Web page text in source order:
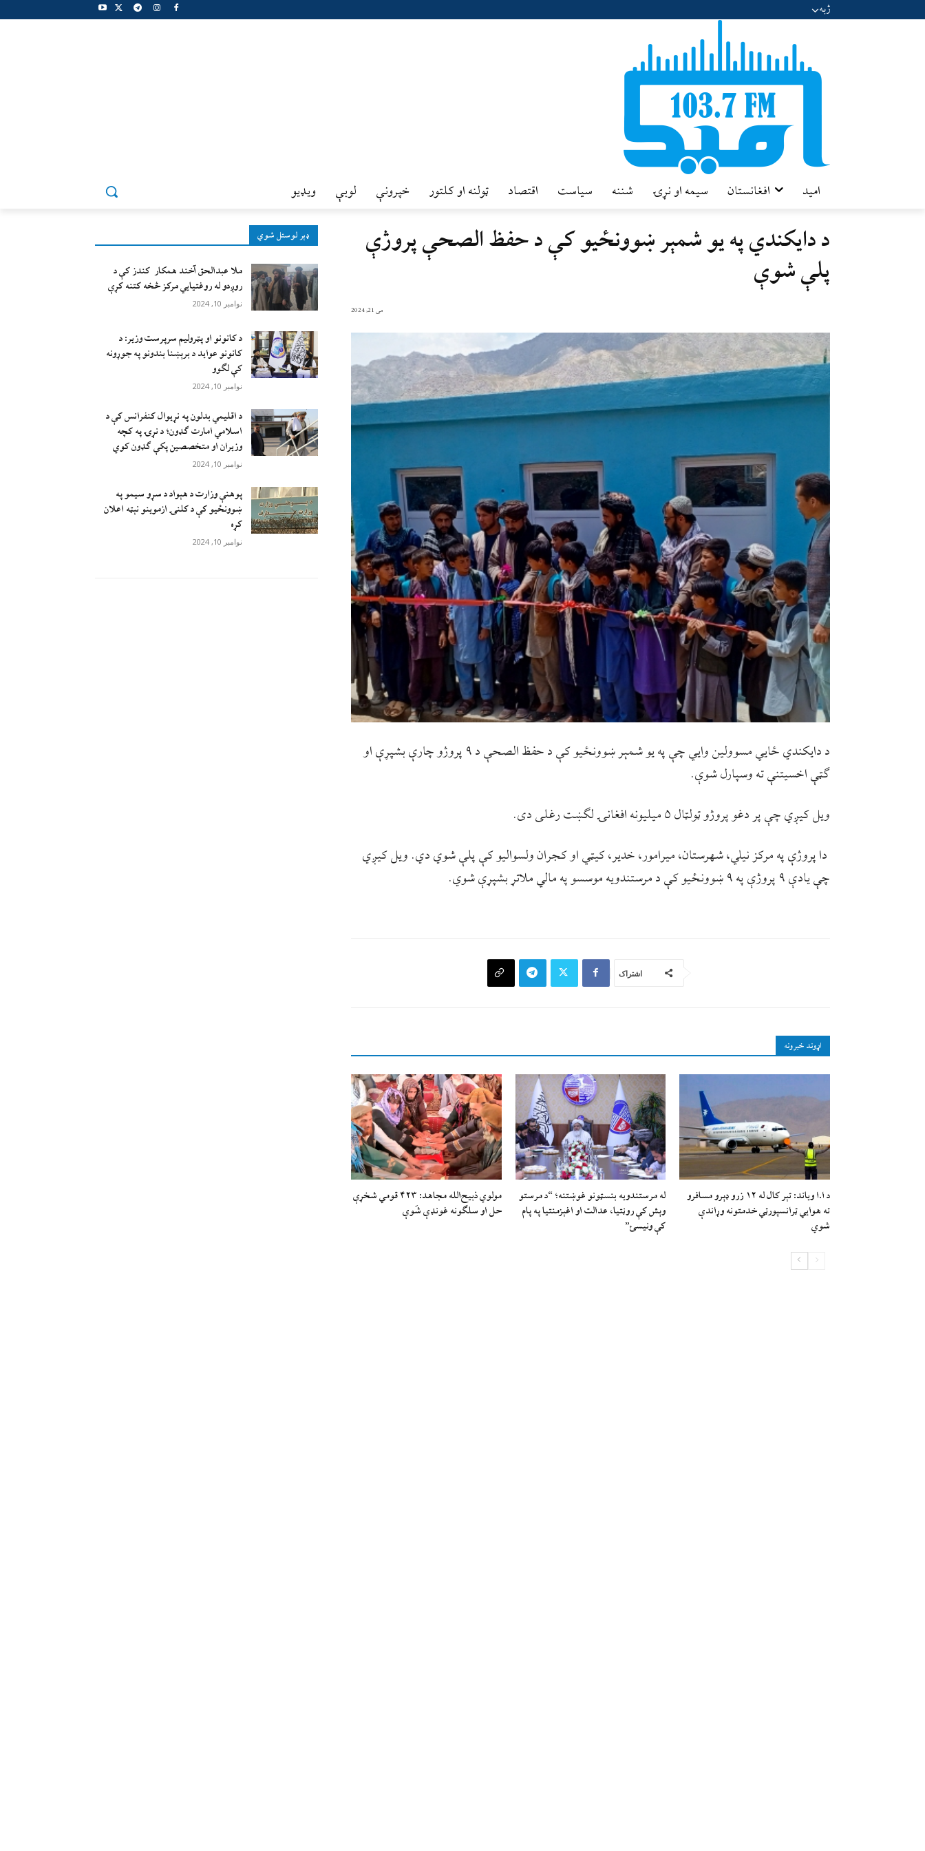
ژبه
امید افغانستان سیمه او نړۍ شننه سیاست اقتصاد ټولنه او کلتور خپرونې لوبې ويډيو
ډېر لوستل شوي
ملا عبدالحق آخند همکار کندز کې د
روږدو له روغتیایي مرکز څخه کتنه کړې
نوامبر 10, 2024
د کانونو او پټرولیم سرپرست وزیر: د
کانونو عواید د برېښنا بندونو په جوړونه
کې لګوو
نوامبر 10, 2024
د اقليمي بدلون په نړيوال کنفرانس کې د
اسلامي امارت ګډون؛ د نړۍ په کچه
وزيران او متخصصين پکې ګډون کوي
نوامبر 10, 2024
پوهنې وزارت د هېواد د سړو سيمو په
ښوونځيو کې د کلنۍ ازموينو نېټه اعلان
کړه
نوامبر 10, 2024
د دایکندي په یو شمېر ښوونځیو کې د حفظ الصحې پروژې
پلې شوې
می 21, 2024
د دایکندي ځایي مسوولین وایي چې په یو شمېر ښوونځیو کې د حفظ الصحې د ۹ پروژو چارې بشپړې او
ګټې اخسیتنې ته وسپارل شوې.
ویل کیږي چې پر دغو پروژو ټولټال ۵ میلیونه افغانۍ لګښت رغلی دی.
دا پروژې په مرکز نیلي، شهرستان، میرامور، خدیر، کیټي او کجران ولسوالیو کې پلې شوي دي. ویل کیږي
چې یادې ۹ پروژې په ۹ ښوونځیو کې د مرستندویه موسسو په مالي ملاتړ بشپړې شوي.
اشتراک
اړوند خبرونه
د ا.ا وياند: تېر کال له ۱۲ زرو ډېرو مسافرو
ته هوايي ټرانسپورټي خدمتونه وړاندې
شوي
له مرستندویه بنسټونو غوښتنه؛ “د مرستو
وېش کې روڼتیا، عدالت او اغېزمنتیا په پام
کې ونیسئ”
مولوي ذبيح‌الله مجاهد: ۴۲۳ قومي شخړې
حل او سلګونه غونډې شَوې